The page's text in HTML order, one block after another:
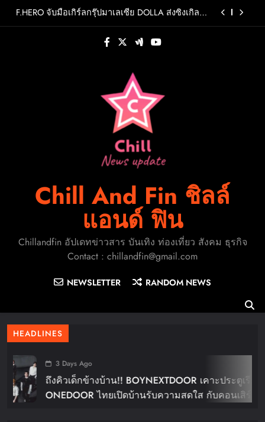
สร้างปรากฏการณ์ใหม่แห่งวงการเพลงอาเซียน
WHIB กลับมาสร้างสีสันรับซัมเมอร์ กับมินิอัลบั้มชุดที่
ถอดรหัส AI ประเทศไทย จะเปลี่ยนจาก “ผู้สร้าง” สู่
เพลง “รอบที่ล้าน (Loop)” เพลงของคนที่พยายามลืม
F.HERO จับมือเกิร์ลกรุ๊ปมาเลเซีย DOLLA ส่งซิงเกิล
ใหม่สุดสตรอง “G.O.A.T”รวมพลังสองศิลปินแถวหน้า
สร้างปรากฏการณ์ใหม่แห่งวงการเพลงอาเซียน
WHIB กลับมาสร้างสีสันรับซัมเมอร์ กับมินิอัลบั้มชุดที่
2 CHERRY PIEพร้อมออกเดินทางค้นหาสีสันที่เป็นตัว
ตนที่เป็นเอกลักษณ์ของตัวเอง
ถอดรหัส AI ประเทศไทย จะเปลี่ยนจาก “ผู้สร้าง” สู่
Chill And Fin ชิลล์
แอนด์ ฟิน
Chillandfin อัปเดทข่าวสาร บันเทิง ท่องเที่ยว สังคม ธุรกิจ
Contact : chillandfin@gmail.com
NEWSLETTER RANDOM NEWS
HEADLINES
3 Days Ago
ถึงคิวเด็กข้างบ้าน!! BOYNEXTDOOR เคาะประตูเรียก
ONEDOOR ไทยเปิดบ้านรับความสดใส กับคอนเสิร์ต